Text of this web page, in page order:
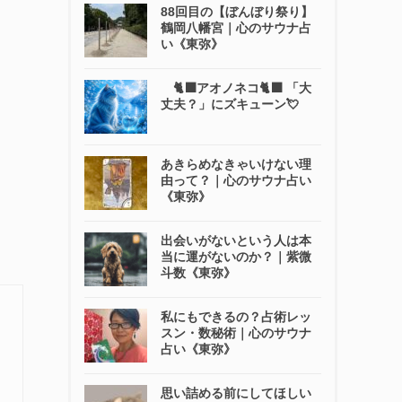
88回目の【ぼんぼり祭り】
鶴岡八幡宮｜心のサウナ占
い《東弥》
🐈‍⬛アオノネコ🐈‍⬛ 「大
丈夫？」にズキューン💘
あきらめなきゃいけない理
由って？｜心のサウナ占い
《東弥》
出会いがないという人は本
当に運がないのか？｜紫微
斗数《東弥》
私にもできるの？占術レッ
スン・数秘術｜心のサウナ
占い《東弥》
思い詰める前にしてほしい